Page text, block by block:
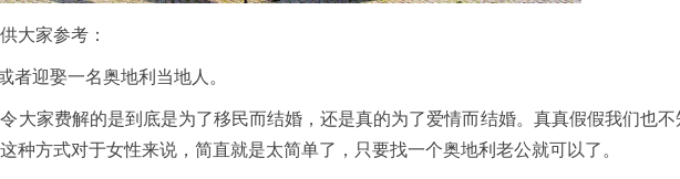
家参考：
迎娶一名奥地利当地人。
家费解的是到底是为了移民而结婚，还是真的为了爱情而结婚。真真假假我们也不
种方式对于女性来说，简直就是太简单了，只要找一个奥地利老公就可以了。